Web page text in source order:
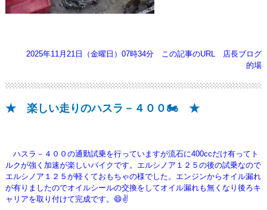
2025年11月21日（金曜日）07時34分 この記事のURL
店長ブログ
的場
★ 楽しい走りのハスラ－４００🏍️ ★
ハスラ－４００の通勤試乗を行っていますが流石に400ccだけ有ってト
ルクが強く加速が楽しいバイクです。エルシノア１２５の後の試乗なので
エルシノア１２５が軽くておもちゃの様でした。エンジンからオイル漏れ
が有りましたのでオイルシールの交換をしてオイル漏れも無くなり後ろキ
ャリアを取り付けて完成です。😄✌️